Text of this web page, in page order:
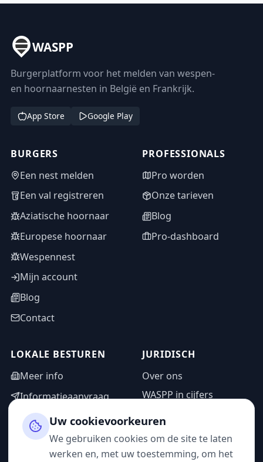
WASPP
Burgerplatform voor het melden van wespen-
en hoornaarnesten in België en Frankrijk.
App Store Google Play
BURGERS
Een nest melden
Een val registreren
Aziatische hoornaar
Europese hoornaar
Wespennest
Mijn account
Blog
Contact
PROFESSIONALS
Pro worden
Onze tarieven
Blog
Pro-dashboard
LOKALE BESTUREN
Meer info
Informatieaanvraag
Adminzone
JURIDISCH
Over ons
WASPP in cijfers
Privacybeleid
Gebruiksvoorwaarden
Uw cookievoorkeuren
We gebruiken cookies om de site te laten
werken en, met uw toestemming, om het